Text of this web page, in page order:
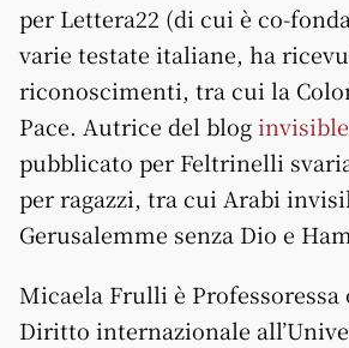
per Lettera22 (di cui è co-
varie testate italiane, ha
riconoscimenti, tra cui la
Pace. Autrice del blog
pubblicato per Feltrinelli
per ragazzi, tra cui Arabi
Gerusalemme senza Dio e
Micaela Frulli è
Diritto internazionale